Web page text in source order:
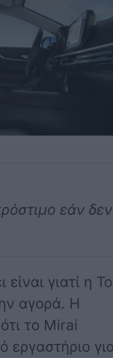
εάν δεν
γιατί η
αγορά. Η
το Mirai
εργαστήριο